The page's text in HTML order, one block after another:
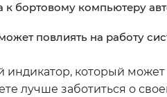
к бортовому компьютеру
повлиять на работу
индикатор, который
лучше заботиться о